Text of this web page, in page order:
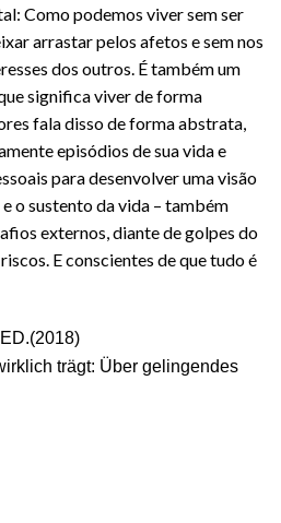
Como podemos viver sem ser
arrastar pelos afetos e sem nos
dos outros. É também um
significa viver de forma
fala disso de forma abstrata,
episódios de sua vida e
para desenvolver uma visão
o sustento da vida – também
externos, diante de golpes do
E conscientes de que tudo é
trägt: Über gelingendes